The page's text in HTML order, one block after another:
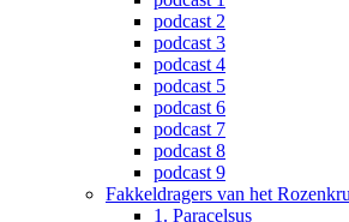
podcast 2
podcast 3
podcast 4
podcast 5
podcast 6
podcast 7
podcast 8
podcast 9
Fakkeldragers van het
1. Paracelsus